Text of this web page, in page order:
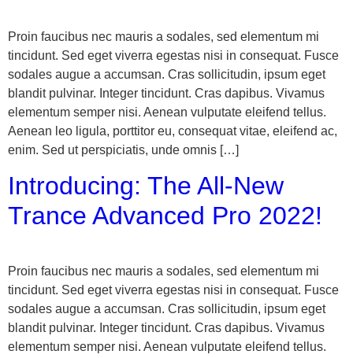
Proin faucibus nec mauris a sodales, sed elementum mi
tincidunt. Sed eget viverra egestas nisi in consequat. Fusce
sodales augue a accumsan. Cras sollicitudin, ipsum eget
blandit pulvinar. Integer tincidunt. Cras dapibus. Vivamus
elementum semper nisi. Aenean vulputate eleifend tellus.
Aenean leo ligula, porttitor eu, consequat vitae, eleifend ac,
enim. Sed ut perspiciatis, unde omnis […]
Introducing: The All-New
Trance Advanced Pro 2022!
Proin faucibus nec mauris a sodales, sed elementum mi
tincidunt. Sed eget viverra egestas nisi in consequat. Fusce
sodales augue a accumsan. Cras sollicitudin, ipsum eget
blandit pulvinar. Integer tincidunt. Cras dapibus. Vivamus
elementum semper nisi. Aenean vulputate eleifend tellus.